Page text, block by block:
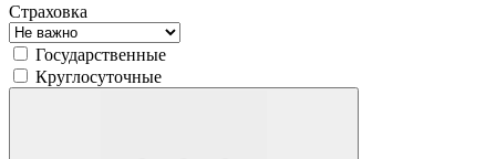
Страховка
Государственные
Круглосуточные